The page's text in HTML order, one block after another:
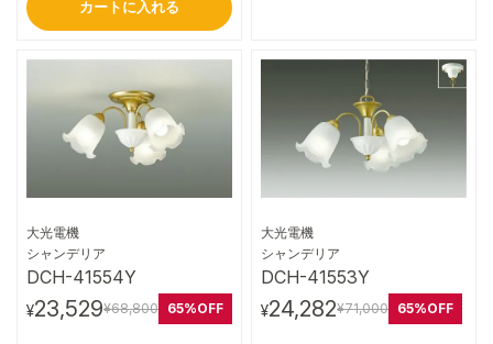
カートに入れる
大光電機
シャンデリア
DCH-41554Y
¥23,529¥68,800 65%OFF
大光電機
シャンデリア
DCH-41553Y
¥24,282¥71,000 65%OFF